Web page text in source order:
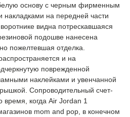
основу с черным фирменным
на передней части
видна потрескавшаяся
подошве нанесена
пожелтевшая отделка.
и на
поврежденной
наклейками и увенчанной
Сопроводительный счет-
время, когда Air Jordan 1
mom and pop, в конечном